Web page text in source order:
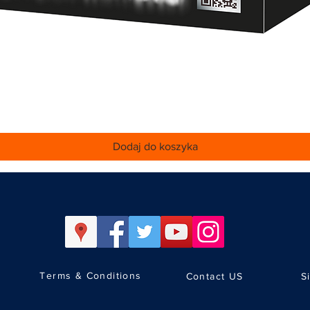
Dodaj do koszyka
Terms & Conditions Contact US